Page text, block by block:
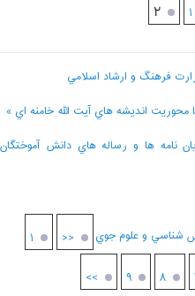
۱ ۲
فرهنگ و ارشاد اسلامي
انديشه هاي آيت الله خامنه اي »
نامه ها و رساله هاي دانش آموختگان
شناسي و علوم جوي
<< ۱
۸ ۹ >>